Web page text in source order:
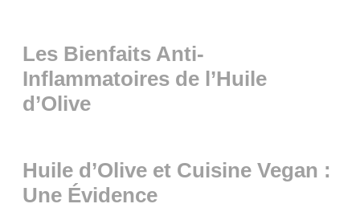
Les Bienfaits Anti-
Inflammatoires de l’Huile
d’Olive
Huile d’Olive et Cuisine Vegan :
Une Évidence